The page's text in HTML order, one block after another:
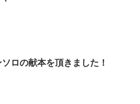
ロの献本を頂きました！